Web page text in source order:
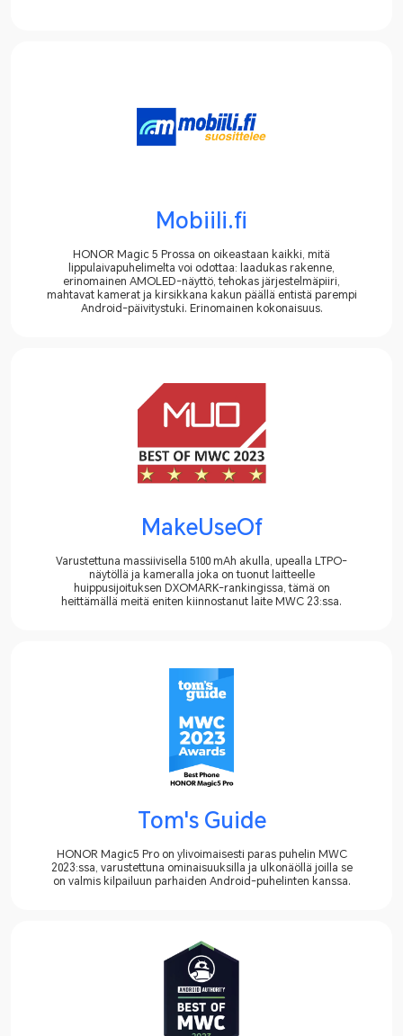
Mobiili.fi
HONOR Magic 5 Prossa on oikeastaan kaikki, mitä
lippulaivapuhelimelta voi odottaa: laadukas rakenne,
erinomainen AMOLED-näyttö, tehokas järjestelmäpiiri,
mahtavat kamerat ja kirsikkana kakun päällä entistä parempi
Android-päivitystuki. Erinomainen kokonaisuus.
MakeUseOf
Varustettuna massiivisella 5100 mAh akulla, upealla LTPO-
näytöllä ja kameralla joka on tuonut laitteelle
huippusijoituksen DXOMARK-rankingissa, tämä on
heittämällä meitä eniten kiinnostanut laite MWC 23:ssa.
Tom's Guide
HONOR Magic5 Pro on ylivoimaisesti paras puhelin MWC
2023:ssa, varustettuna ominaisuuksilla ja ulkonäöllä joilla se
on valmis kilpailuun parhaiden Android-puhelinten kanssa.